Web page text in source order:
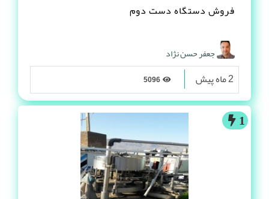
فروش دستگاه دست دوم
جعفر حسن نژاد
2 ماه پیش
1